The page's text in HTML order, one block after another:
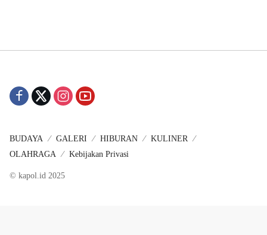
BUDAYA GALERI HIBURAN
KULINER
OLAHRAGA
Kebijakan Privasi
© kapol.id 2025